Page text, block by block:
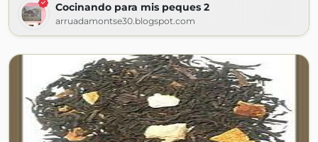
Cocinando para mis peques 2
arruadamontse30.blogspot.com